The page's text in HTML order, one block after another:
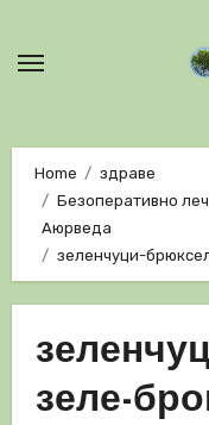
Home
здраве
Безоперативно
Аюрведа
зеленчуци-
зеле-